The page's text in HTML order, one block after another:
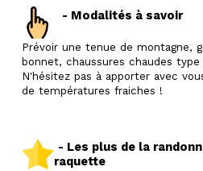
- Modalités à savoir
Prévoir une tenue de montagne,
bonnet, chaussures chaudes type
N'hésitez pas à apporter avec
de températures fraiches !
- Les plus de la
raquette